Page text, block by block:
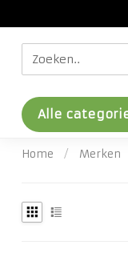
Alle
Home / Merken